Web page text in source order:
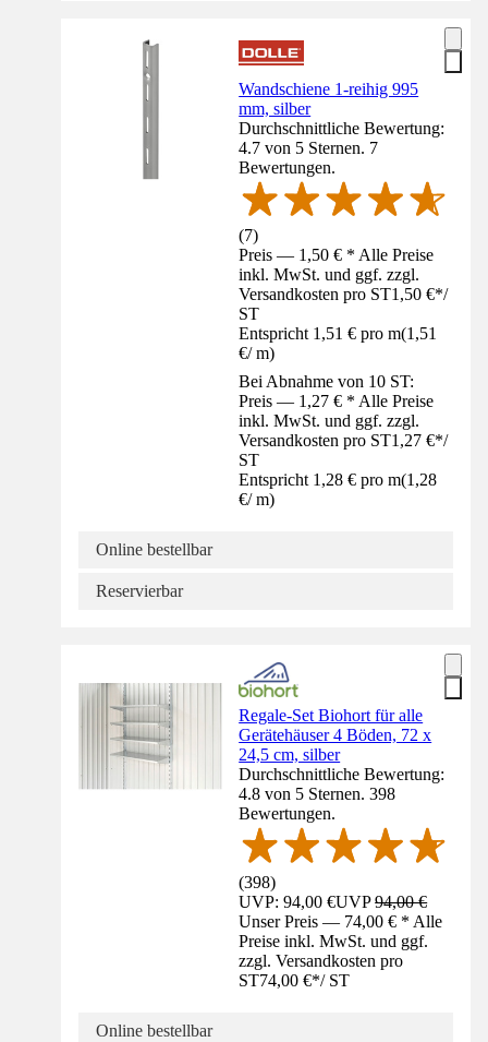
Wandschiene 1-reihig 995
mm, silber
Durchschnittliche Bewertung:
4.7 von 5 Sternen. 7
Bewertungen.
(7)
Preis — 1,50 € * Alle Preise
inkl. MwSt. und ggf. zzgl.
Versandkosten pro ST1,50 €*/
ST
Entspricht 1,51 € pro m(1,51
€/ m)
Bei Abnahme von 10 ST:
Preis — 1,27 € * Alle Preise
inkl. MwSt. und ggf. zzgl.
Versandkosten pro ST1,27 €*/
ST
Entspricht 1,28 € pro m(1,28
€/ m)
Online bestellbar
Reservierbar
Regale-Set Biohort für alle
Gerätehäuser 4 Böden, 72 x
24,5 cm, silber
Durchschnittliche Bewertung:
4.8 von 5 Sternen. 398
Bewertungen.
(398)
UVP: 94,00 €UVP94,00 €
Unser Preis — 74,00 € * Alle
Preise inkl. MwSt. und ggf.
zzgl. Versandkosten pro
ST74,00 €*/ ST
Online bestellbar